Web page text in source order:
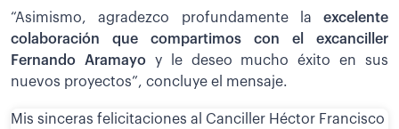
“Asimismo, agradezco profundamente la excelente
colaboración que compartimos con el excanciller
Fernando Aramayoy le deseo mucho éxito en sus
nuevos proyectos”, concluye el mensaje.
Mis sinceras felicitaciones al Canciller Héctor Francisco